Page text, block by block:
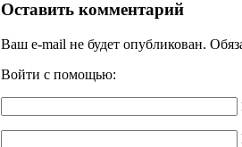
Оставить комментарий
Ваш e-mail не будет опубликован.
Войти с помощью: